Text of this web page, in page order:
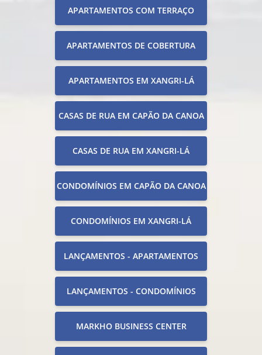
APARTAMENTOS COM TERRAÇO
APARTAMENTOS DE COBERTURA
APARTAMENTOS EM XANGRI-LÁ
CASAS DE RUA EM CAPÃO DA CANOA
CASAS DE RUA EM XANGRI-LÁ
CONDOMÍNIOS EM CAPÃO DA CANOA
CONDOMÍNIOS EM XANGRI-LÁ
LANÇAMENTOS - APARTAMENTOS
LANÇAMENTOS - CONDOMÍNIOS
MARKHO BUSINESS CENTER